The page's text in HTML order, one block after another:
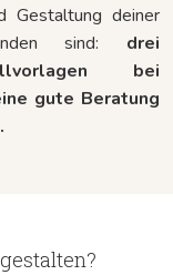
Gestaltung deiner
sind: drei
bei
gute Beratung